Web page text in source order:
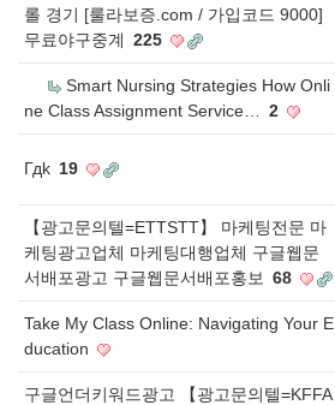
롤 경기 [룰라보증.com / 가입코드 9000]
무료야구중계 225
Smart Nursing Strategies How Onli
ne Class Assignment Service…
2
Гдk 19
【광고문의텔=ETTSTT】 마케팅전문 마
케팅광고업체 마케팅대행업체 구글웹문
서배포광고 구글웹문서배포홍보 68
Take My Class Online: Navigating Your E
ducation
구글언더키워드광고 【광고문의텔=KFFA